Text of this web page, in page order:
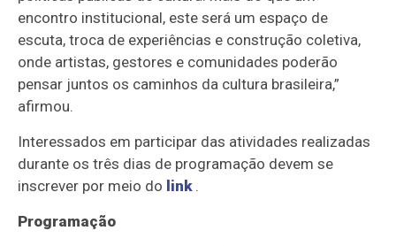
encontro institucional, este será um espaço de
escuta, troca de experiências e construção coletiva,
onde artistas, gestores e comunidades poderão
pensar juntos os caminhos da cultura brasileira,”
afirmou.
Interessados em participar das atividades realizadas
durante os três dias de programação devem se
inscrever por meio do link.
Programação